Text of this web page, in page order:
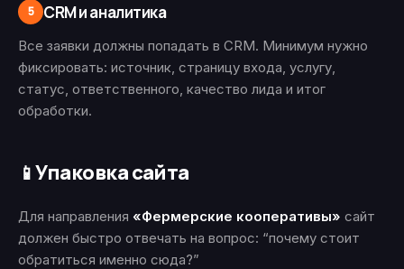
5 CRM и аналитика
Все заявки должны попадать в CRM. Минимум нужно
фиксировать: источник, страницу входа, услугу,
статус, ответственного, качество лида и итог
обработки.
📱Упаковка сайта
Для направления «Фермерские кооперативы» сайт
должен быстро отвечать на вопрос: “почему стоит
обратиться именно сюда?”